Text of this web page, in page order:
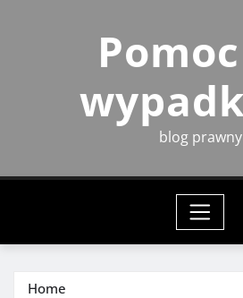
blog prawny
Home